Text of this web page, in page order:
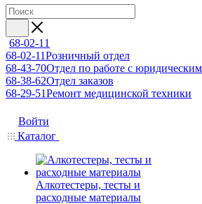
68-02-11
68-02-11Розничный отдел
68-43-70Отдел по работе с
68-38-62Отдел заказов
68-29-51Ремонт медицинской техники
Войти
Каталог
Алкотестеры, тесты и
расходные материалы